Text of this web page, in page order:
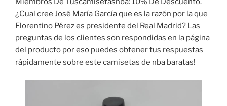
¿Cual cree José María García que es la razón por la que
Florentino Pérez es presidente del Real Madrid? Las
preguntas de los clientes son respondidas en la página
del producto por eso puedes obtener tus respuestas
rápidamente sobre este camisetas de nba baratas!